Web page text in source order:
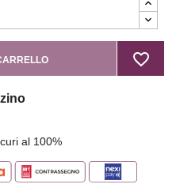
favorite_border
al 100%